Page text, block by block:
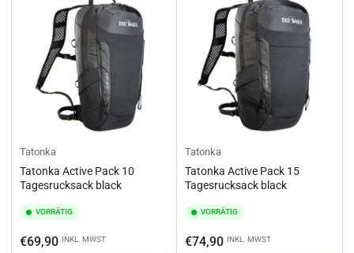
Tatonka
Tatonka Active Pack 10
Tagesrucksack black
VORRÄTIG
Normaler
€69,90 INKL. MWST
Tatonka
Tatonka Active Pack 15
Tagesrucksack black
VORRÄTIG
Normaler
€74,90 INKL. MWST